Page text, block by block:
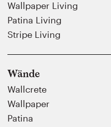
Wallpaper Living
Patina Living
Stripe Living
Wände
Wallcrete
Wallpaper
Patina